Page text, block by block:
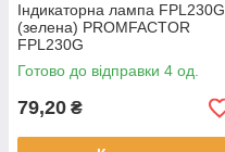
Індикаторна лампа FPL230G
(зелена) PROMFACTOR
FPL230G
Готово до відправки 4 од.
79,20 ₴